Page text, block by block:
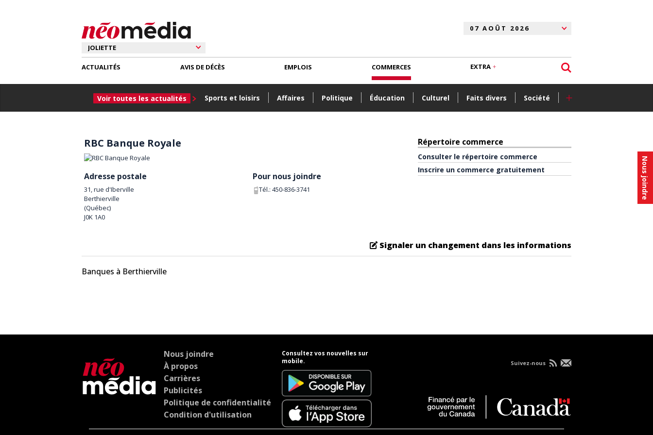
Nous joindre
ACTUALITÉS
Voir toutes les actualités Sports et loisirs Affaires Politique Éducation Culturel Faits divers Société +
AVIS DE DÉCÈS EMPLOIS COMMERCES EXTRA
RBC Banque Royale
Adresse postale
31, rue d'Iberville
Berthierville
(Québec)
J0K 1A0
Pour nous joindre
Tél.: 450-836-3741
Répertoire commerce
Consulter le répertoire commerce
Inscrire un commerce gratuitement
Signaler un changement dans les informations
Banques à Berthierville
Nous joindre
À propos
Carrières
Publicités
Politique de confidentialité
Condition d'utilisation
Consultez vos nouvelles sur
mobile.
Suivez-nous